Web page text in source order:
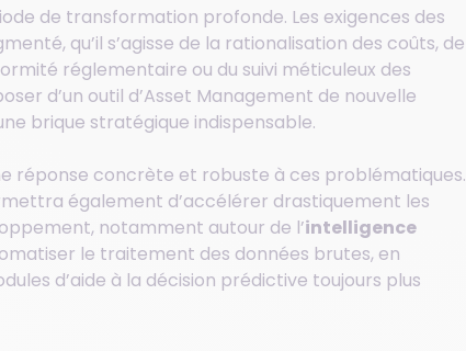
de transformation profonde. Les exigences des
qu’il s’agisse de la rationalisation des coûts, de
réglementaire ou du suivi méticuleux des
d’un outil d’Asset Management de nouvelle
brique stratégique indispensable.
réponse concrète et robuste à ces problématiques.
également d’accélérer drastiquement les
notamment autour de l’intelligence
le traitement des données brutes, en
d’aide à la décision prédictive toujours plus